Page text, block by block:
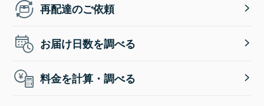
再配達のご依頼
お届け日数を調べる
料金を計算・調べる